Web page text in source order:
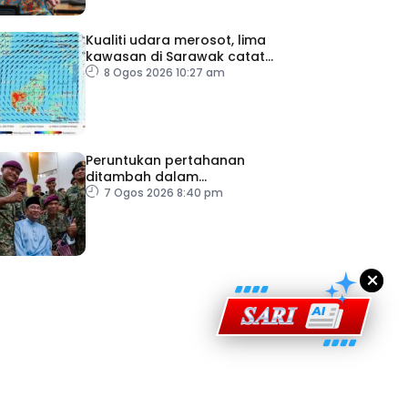
Perkasa SCORE Marathon 2026 Melalui Kerjasama
Larian Antarabangsa
Kualiti udara merosot, lima
kawasan di Sarawak catat
IPU tidak sihat
8 Ogos 2026 10:27 am
Peruntukan pertahanan
ditambah dalam
Belanjawan 2027
7 Ogos 2026 8:40 pm
×